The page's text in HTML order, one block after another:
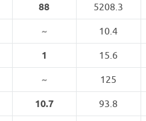
88 5208.3
~ 10.4
1 15.6
~ 125
10.7 93.8